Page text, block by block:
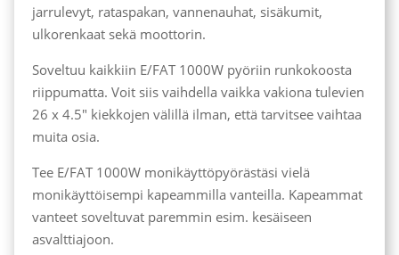
jarrulevyt, rataspakan, vannenauhat, sisäkumit,
ulkorenkaat sekä moottorin.
Soveltuu kaikkiin E/FAT 1000W pyöriin runkokoosta
riippumatta. Voit siis vaihdella vaikka vakiona tulevien
26 x 4.5″ kiekkojen välillä ilman, että tarvitsee vaihtaa
muita osia.
Tee E/FAT 1000W monikäyttöpyörästäsi vielä
monikäyttöisempi kapeammilla vanteilla. Kapeammat
vanteet soveltuvat paremmin esim. kesäiseen
asvalttiajoon.